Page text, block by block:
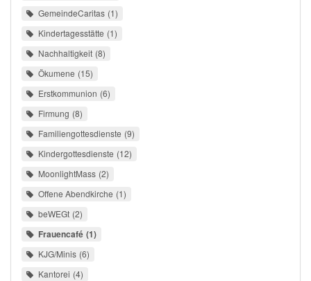
GemeindeCaritas 1
Kindertagesstätte 1
Nachhaltigkeit 8
Ökumene 15
Erstkommunion 6
Firmung 8
Familiengottesdienste 9
Kindergottesdienste 12
MoonlightMass 2
Offene Abendkirche 1
beWEGt 2
Frauencafé 1
KJG/Minis 6
Kantorei 4